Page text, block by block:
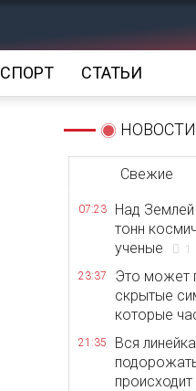
СПОРТ СТАТЬИ
Свежие
07:23
Над
тонн
ученые
1
23:37
Это может
скрытые
которые
21:35
Вся
происходит